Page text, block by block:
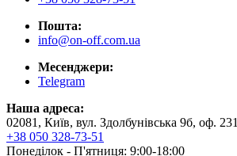
Пошта:
info@on-off.com.ua
Месенджери:
Telegram
Наша адреса:
02081, Київ, вул. Здолбунівська 9б, оф. 231
+38 050 328-73-51
Понеділок - П'ятниця: 9:00-18:00